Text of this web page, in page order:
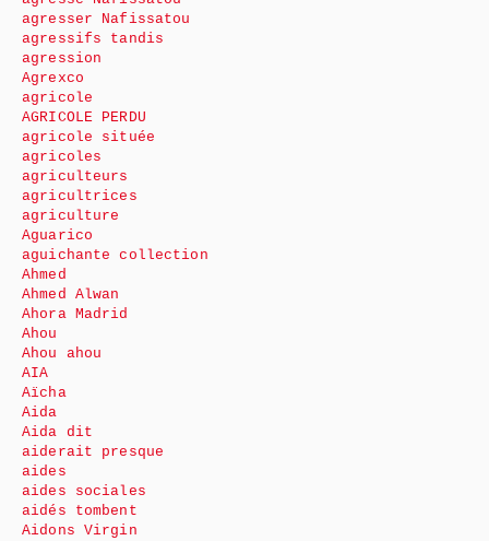
agresser Nafissatou
agressifs tandis
agression
Agrexco
agricole
AGRICOLE PERDU
agricole située
agricoles
agriculteurs
agricultrices
agriculture
Aguarico
aguichante collection
Ahmed
Ahmed Alwan
Ahora Madrid
Ahou
Ahou ahou
AIA
Aïcha
Aida
Aida dit
aiderait presque
aides
aides sociales
aidés tombent
Aidons Virgin